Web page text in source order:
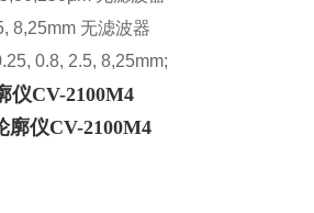
无滤波器
0.8, 2.5, 8,25mm;
仪CV-2100M4